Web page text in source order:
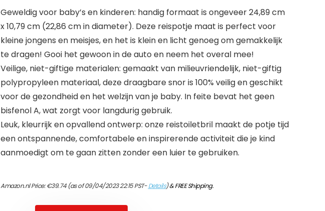
Geweldig voor baby’s en kinderen: handig formaat is ongeveer 24,89 cm
x 10,79 cm (22,86 cm in diameter). Deze reispotje maat is perfect voor
kleine jongens en meisjes, en het is klein en licht genoeg om gemakkelijk
te dragen! Gooi het gewoon in de auto en neem het overal mee!
Veilige, niet-giftige materialen: gemaakt van milieuvriendelijk, niet-giftig
polypropyleen materiaal, deze draagbare snor is 100% veilig en geschikt
voor de gezondheid en het welzijn van je baby. In feite bevat het geen
bisfenol A, wat zorgt voor langdurig gebruik.
Leuk, kleurrijk en opvallend ontwerp: onze reistoiletbril maakt de potje tijd
een ontspannende, comfortabele en inspirerende activiteit die je kind
aanmoedigt om te gaan zitten zonder een luier te gebruiken.
Amazon.nl Price:€39.74(as of 09/04/2023 22:15 PST-Details)&FREE Shipping.